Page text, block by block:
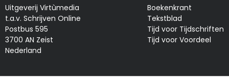
Uitgeverij Virtùmedia
t.a.v. Schrijven Online
Postbus 595
3700 AN Zeist
Nederland
Boekenkrant
Tekstblad
Tijd voor Tijdschriften
Tijd voor Voordeel